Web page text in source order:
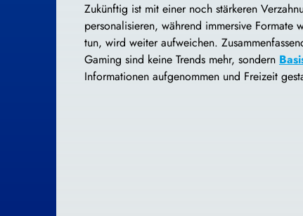
Zukünftig ist mit einer noch stärkeren
personalisieren, während immersive Formate
tun, wird weiter aufweichen.
Gaming sind keine Trends mehr, sondern
Informationen aufgenommen und Freizeit